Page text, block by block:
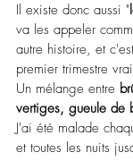
Il existe donc aussi "
va les appeler
autre histoire, et
premier trimestre
Un mélange entre
vertiges, gueule de
J'ai été malade
et toutes les nuits